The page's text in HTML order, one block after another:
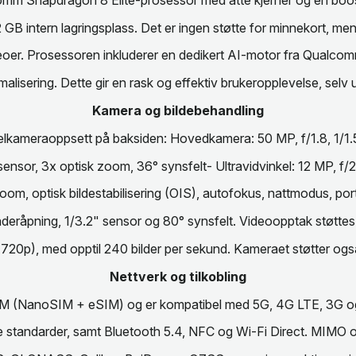
intern lagringsplass. Det er ingen støtte for minnekort,
Prosessoren inkluderer en dedikert AI-motor fra
Dette gir en rask og effektiv brukeropplevelse, selv
Kamera og bildebehandling
på baksiden: Hovedkamera: 50 MP, f/1.8, 1/
3x optisk zoom, 36° synsfelt- Ultravidvinkel: 12 MP, f/
optisk bildestabilisering (OIS), autofokus, nattmodus,
1/3.2" sensor og 80° synsfelt. Videoopptak
med opptil 240 bilder per sekund. Kameraet støtter
Nettverk og tilkobling
(NanoSIM + eSIM) og er kompatibel med 5G, 4G LTE, 3G
standarder, samt Bluetooth 5.4, NFC og Wi-Fi Direct.